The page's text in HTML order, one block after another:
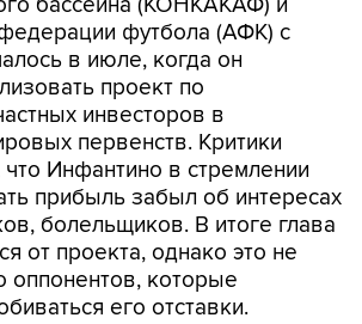
бассейна (КОНКАКАФ) и
футбола (АФК) с
в июле, когда он
проект по
инвесторов в
первенств. Критики
что Инфантино в стремлении
прибыль забыл об интересах
болельщиков. В итоге глава
от проекта, однако это не
оппонентов, которые
его отставки.